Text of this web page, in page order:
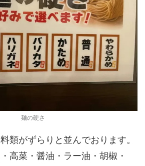
麺の硬さ
類がずらりと並んでおります。
高菜・醤油・ラー油・胡椒・